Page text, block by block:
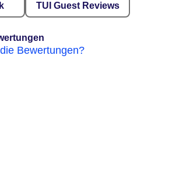
TUI Guest Reviews
Bewertungen?